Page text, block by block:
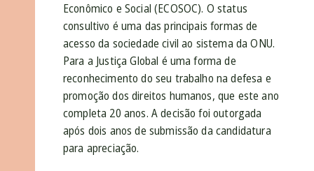
Econômico e Social (ECOSOC). O status
consultivo é uma das principais formas de
acesso da sociedade civil ao sistema da ONU.
Para a Justiça Global é uma forma de
reconhecimento do seu trabalho na defesa e
promoção dos direitos humanos, que este ano
completa 20 anos. A decisão foi outorgada
após dois anos de submissão da candidatura
para apreciação.